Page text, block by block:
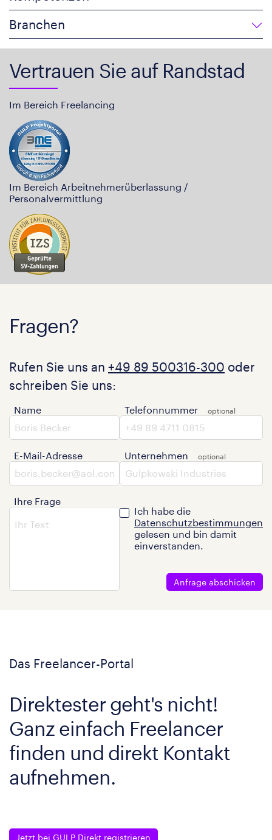
Branchen
Vertrauen Sie auf Randstad
Im Bereich Freelancing
Im Bereich Arbeitnehmerüberlassung /
Personalvermittlung
Fragen?
Rufen Sie uns an +49 89 500316-300 oder
schreiben Sie uns:
Name
E-Mail-Adresse
Ihre Frage
Telefonnummer
Unternehmen
Ich habe die
Datenschutzbestimmungen
gelesen und bin damit
einverstanden.
Anfrage abschicken
Das Freelancer-Portal
Direktester geht's nicht!
Ganz einfach Freelancer
finden und direkt Kontakt
aufnehmen.
Jetzt bei GULP Direkt registrieren